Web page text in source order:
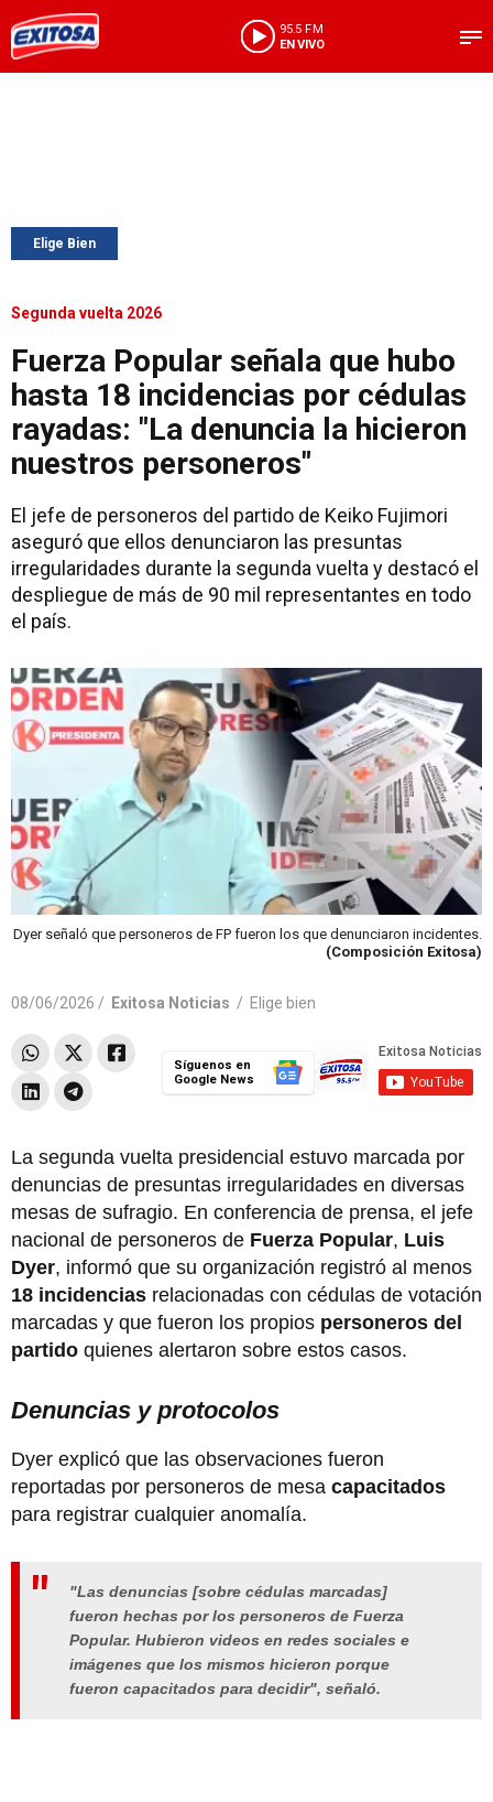
95.5 FM
EN VIVO
Elige Bien
Segunda vuelta 2026
Fuerza Popular señala que hubo
hasta 18 incidencias por cédulas
rayadas: "La denuncia la hicieron
nuestros personeros"
El jefe de personeros del partido de Keiko Fujimori
aseguró que ellos denunciaron las presuntas
irregularidades durante la segunda vuelta y destacó el
despliegue de más de 90 mil representantes en todo
el país.
Dyer señaló que personeros de FP fueron los que denunciaron incidentes.
(Composición Exitosa)
08/06/2026 / Exitosa Noticias / Elige bien
Síguenos en
Google News
La segunda vuelta presidencial estuvo marcada por
denuncias de presuntas irregularidades en diversas
mesas de sufragio. En conferencia de prensa, el jefe
nacional de personeros de Fuerza Popular, Luis
Dyer, informó que su organización registró al menos
18 incidencias relacionadas con cédulas de votación
marcadas y que fueron los propios personeros del
partido quienes alertaron sobre estos casos.
Denuncias y protocolos
Dyer explicó que las observaciones fueron
reportadas por personeros de mesa capacitados
para registrar cualquier anomalía.
"Las denuncias [sobre cédulas marcadas]
fueron hechas por los personeros de Fuerza
Popular. Hubieron videos en redes sociales e
imágenes que los mismos hicieron porque
fueron capacitados para decidir", señaló.